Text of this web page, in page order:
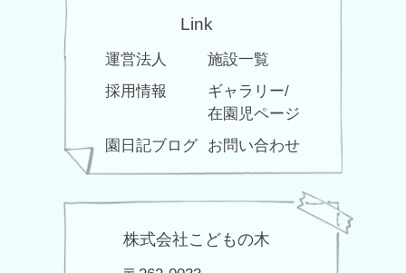
Link
運営法人
施設一覧
採用情報
ギャラリー/
在園児ページ
園日記ブログ
お問い合わせ
株式会社こどもの木